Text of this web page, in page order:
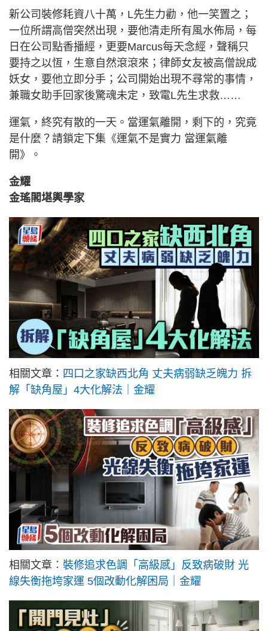
新公司裝修耗資八十萬，L先生力勸，他一笑置之；
一位所謂高僧突然出現，要他清走所有風水佈局，每
日在公司點香播經，更要Marcus每天念經，聲稱只
要持之以恆，生意自然滾滾來；律師女友被高僧說成
妖女，要他立即分手；公司開始出現不尋常的事情，
兼職女助手回家後驚魂未定，致電L先生求救……
運氣，終究有散的一天。當運氣離開，剩下的，究竟
是什麼？請鎖定下集《運氣不是實力 當運氣離
開》。
金耀
金瑤閣堪輿學家
相關文章： 四口之家缺西北角 丈夫病弱缺乏魄力 拆
解「缺角屋」4大化解法｜金耀
相關文章︰ 裝修追求色調「高級感」反致病破財 光
線失衡拖垮家運 5個改動化解困局｜金耀